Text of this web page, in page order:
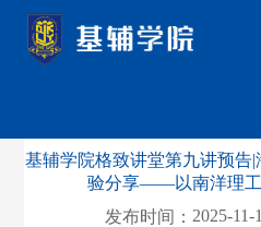
基辅学院格致讲堂第九讲预告
验分享——以南洋理工
发布时间： 2025-11-